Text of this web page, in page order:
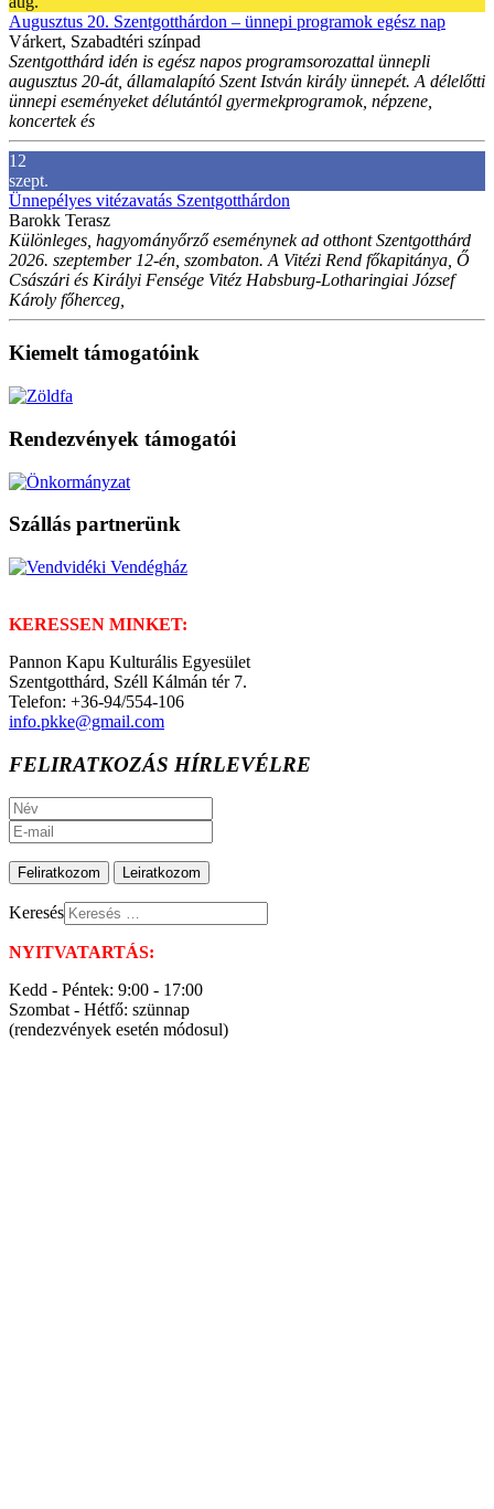
Augusztus 20. Szentgotthárdon – ünnepi programok egész nap
Várkert, Szabadtéri színpad
Szentgotthárd idén is egész napos programsorozattal ünnepli
augusztus 20-át, államalapító Szent István király ünnepét. A délelőtti
ünnepi eseményeket délutántól gyermekprogramok, népzene,
koncertek és
12
szept.
Ünnepélyes vitézavatás Szentgotthárdon
Barokk Terasz
Különleges, hagyományőrző eseménynek ad otthont Szentgotthárd
2026. szeptember 12-én, szombaton. A Vitézi Rend főkapitánya, Ő
Császári és Királyi Fensége Vitéz Habsburg-Lotharingiai József
Károly főherceg,
Kiemelt támogatóink
Rendezvények támogatói
Szállás partnerünk
KERESSEN MINKET:
Pannon Kapu Kulturális Egyesület
Szentgotthárd, Széll Kálmán tér 7.
Telefon: +36-94/554-106
info.pkke@gmail.com
FELIRATKOZÁS HÍRLEVÉLRE
Keresés
NYITVATARTÁS:
Kedd - Péntek: 9:00 - 17:00
Szombat - Hétfő: szünnap
(rendezvények esetén módosul)